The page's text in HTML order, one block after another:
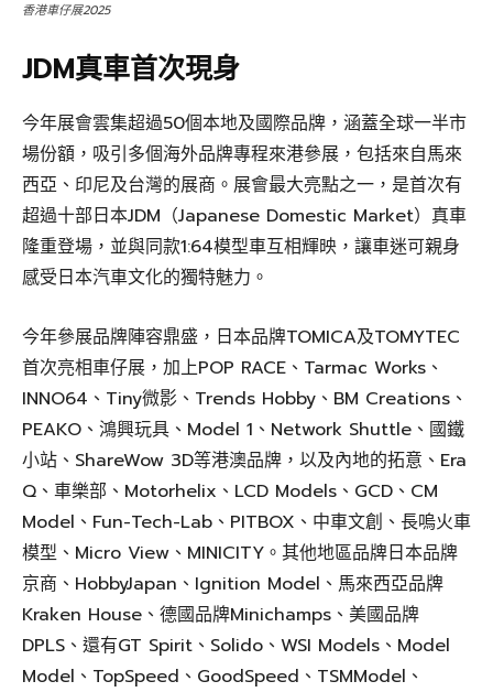
香港車仔展2025
JDM真車首次現身
今年展會雲集超過50個本地及國際品牌，涵蓋全球一半市
場份額，吸引多個海外品牌專程來港參展，包括來自馬來
西亞、印尼及台灣的展商。展會最大亮點之一，是首次有
超過十部日本JDM（Japanese Domestic Market）真車
隆重登場，並與同款1:64模型車互相輝映，讓車迷可親身
感受日本汽車文化的獨特魅力。
今年參展品牌陣容鼎盛，日本品牌TOMICA及TOMYTEC
首次亮相車仔展，加上POP RACE、Tarmac Works、
INNO64、Tiny微影、Trends Hobby、BM Creations、
PEAKO、鴻興玩具、Model 1、Network Shuttle、國鐵
小站、ShareWow 3D等港澳品牌，以及內地的拓意、Era
Q、車樂部、Motorhelix、LCD Models、GCD、CM
Model、Fun-Tech-Lab、PITBOX、中車文創、長嗚火車
模型、Micro View、MINICITY。其他地區品牌日本品牌
京商、HobbyJapan、Ignition Model、馬來西亞品牌
Kraken House、德國品牌Minichamps、美國品牌
DPLS、還有GT Spirit、Solido、WSI Models、Model
Model、TopSpeed、GoodSpeed、TSMModel、